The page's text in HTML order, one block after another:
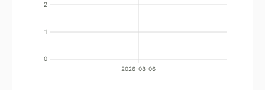
0
1
2
2026-08-06